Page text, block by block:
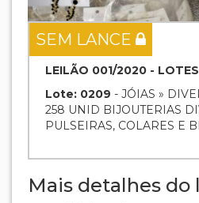
SEM LANCE
LEILÃO 001/2020 -
Lote: 0209 - JÓIAS »
258 UNID BIJOUTERIAS
PULSEIRAS, COLARES E
Mais detalhes do